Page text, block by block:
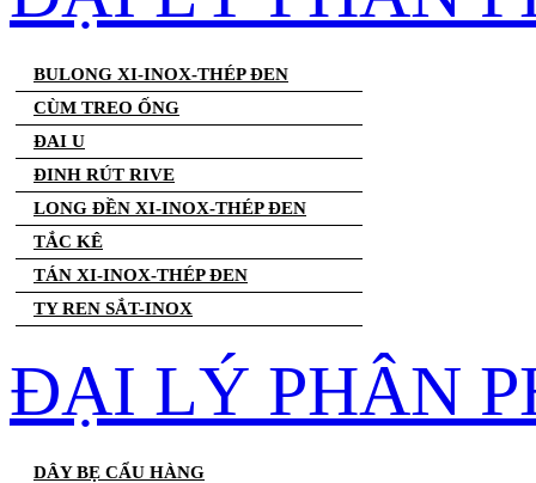
BULONG XI-INOX-THÉP ĐEN
CÙM TREO ỐNG
ĐAI U
ĐINH RÚT RIVE
LONG ĐỀN XI-INOX-THÉP ĐEN
TẮC KÊ
TÁN XI-INOX-THÉP ĐEN
TY REN SẮT-INOX
ĐẠI LÝ PHÂN
DÂY BẸ CẨU HÀNG